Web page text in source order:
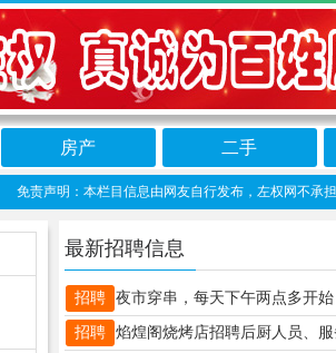
房产 二手
免责声明：本栏目信息由网友自行发布，左权网不承担
最新招聘信息
招聘
招聘